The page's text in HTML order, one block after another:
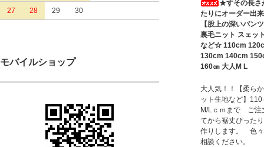
27 28 29 30
モバイルショップ
★すその長さ
たりにオーダー出
【股上の深いパン
裏毛ニット スェッ
など☆ 110cm
130cm 140cm
160㎝ 大人M L
大人気！！【柔ら
ット生地など】110
M/Lｃｍまで ご注
てから裾丈ぴった
作りします。 色
相談ください。